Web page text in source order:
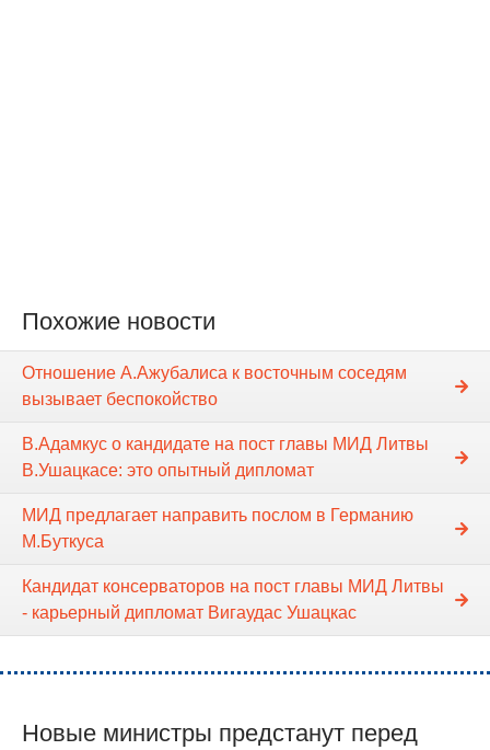
Похожие новости
Отношение А.Ажубалиса к восточным соседям
вызывает беспокойство
В.Адамкус о кандидате на пост главы МИД Литвы
В.Ушацкасе: это опытный дипломат
МИД предлагает направить послом в Германию
М.Буткуса
Кандидат консерваторов на пост главы МИД Литвы
- карьерный дипломат Вигаудас Ушацкас
Новые министры предстанут перед